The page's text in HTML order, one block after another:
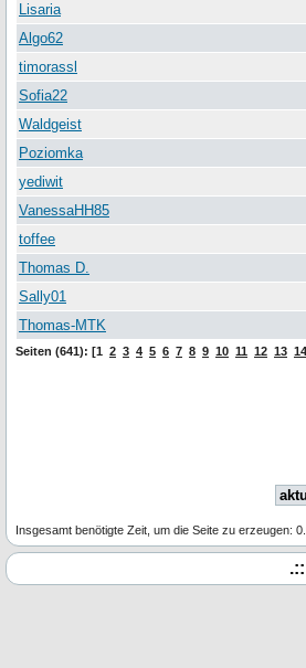
Lisaria
Algo62
timorassl
Sofia22
Waldgeist
Poziomka
yediwit
VanessaHH85
toffee
Thomas D.
Sally01
Thomas-MTK
Seiten (641): [1 2 3 4 5 6 7 8 9 10 11 12 13 14
Insgesamt benötigte Zeit, um die Seite zu erzeugen:
.::